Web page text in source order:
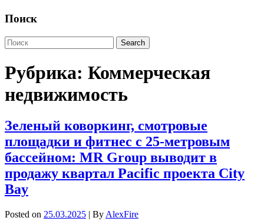
Поиск
Рубрика: Коммерческая
недвижимость
Зеленый коворкинг, смотровые
площадки и фитнес с 25-метровым
бассейном: MR Group выводит в
продажу квартал Pacific проекта City
Bay
Posted on 25.03.2025 | By AlexFire